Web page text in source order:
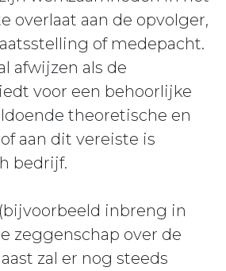
overlaat aan de opvolger,
of medepacht.
afwijzen als de
voor een behoorlijke
theoretische en
aan dit vereiste is
bedrijf.
inbreng in
zeggenschap over de
zal er nog steeds